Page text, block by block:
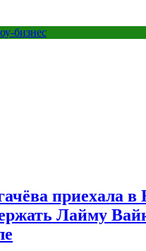
бизнес
приехала
Лайму